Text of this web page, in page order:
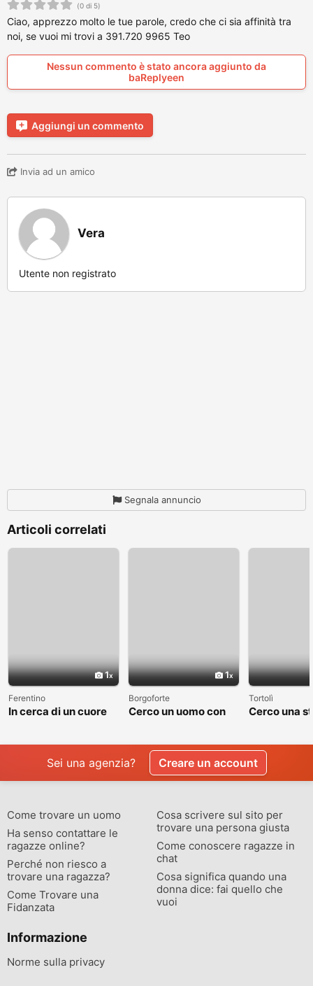
(0 di 5)
Ciao, apprezzo molto le tue parole, credo che ci sia affinità tra
noi, se vuoi mi trovi a 391.720 9965 Teo
Nessun commento è stato ancora aggiunto da
baReplyeen
Aggiungi un commento
Invia ad un amico
Vera
Utente non registrato
Segnala annuncio
Articoli correlati
1
Ferentino
In cerca di un cuore
1
Borgoforte
Cerco un uomo con
Tortolì
Cerco una
Sei una agenzia? Creare un account
Come trovare un uomo
Ha senso contattare le
ragazze online?
Perché non riesco a
trovare una ragazza?
Come Trovare una
Fidanzata
Cosa scrivere sul sito per
trovare una persona giusta
Come conoscere ragazze in
chat
Cosa significa quando una
donna dice: fai quello che
vuoi
Informazione
Norme sulla privacy